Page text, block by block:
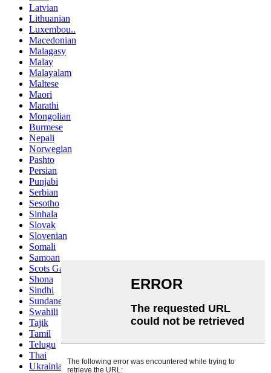
Latvian
Lithuanian
Luxembou..
Macedonian
Malagasy
Malay
Malayalam
Maltese
Maori
Marathi
Mongolian
Burmese
Nepali
Norwegian
Pashto
Persian
Punjabi
Serbian
Sesotho
Sinhala
Slovak
Slovenian
Somali
Samoan
Scots Gaelic
Shona
Sindhi
Sundanese
Swahili
Tajik
Tamil
Telugu
Thai
Ukrainian